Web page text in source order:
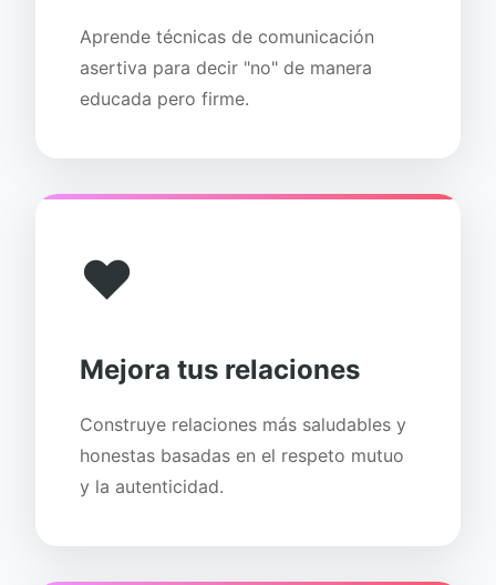
Aprende técnicas de comunicación
asertiva para decir "no" de manera
educada pero firme.
❤️
Mejora tus relaciones
Construye relaciones más saludables y
honestas basadas en el respeto mutuo
y la autenticidad.